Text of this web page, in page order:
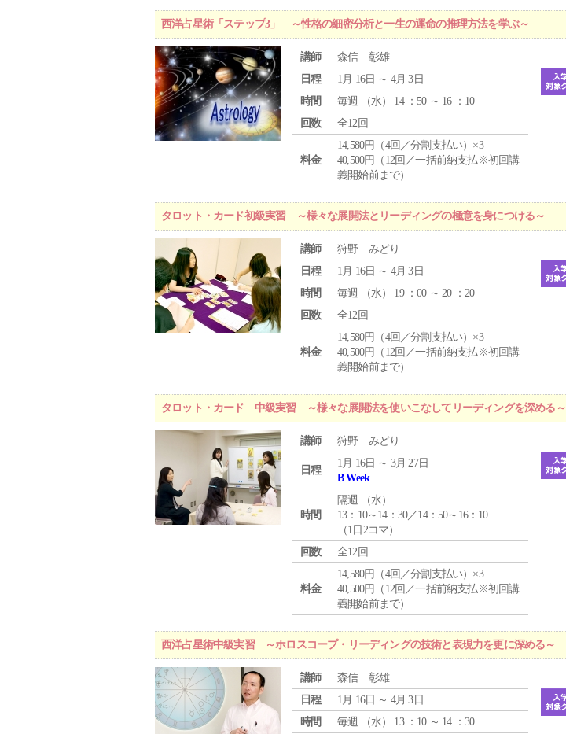
西洋占星術「ステップ3」 ～性格の細密分析と一生の運命の推理方法を学ぶ～
講師
森信 彰雄
日程
1月 16日 ～ 4月 3日
時間
毎週 （水） 14 ：50 ～ 16 ：10
回数
全12回
料金
14,580円（4回／分割支払い）×3
40,500円（12回／一括前納支払※初回講
義開始前まで）
タロット・カード初級実習 ～様々な展開法とリーディングの極意を身につける～
講師
狩野 みどり
日程
1月 16日 ～ 4月 3日
時間
毎週 （水） 19 ：00 ～ 20 ：20
回数
全12回
料金
14,580円（4回／分割支払い）×3
40,500円（12回／一括前納支払※初回講
義開始前まで）
タロット・カード 中級実習 ～様々な展開法を使いこなしてリーディングを深める～
講師 狩野 みどり
日程
1月 16日 ～ 3月 27日
B Week
時間
隔週 （水）
13：10～14：30／14：50～16：10
（1日2コマ）
回数
全12回
料金
14,580円（4回／分割支払い）×3
40,500円（12回／一括前納支払※初回講
義開始前まで）
西洋占星術中級実習 ～ホロスコープ・リーディングの技術と表現力を更に深める～
講師
森信 彰雄
日程
1月 16日 ～ 4月 3日
時間
毎週 （水） 13 ：10 ～ 14 ：30